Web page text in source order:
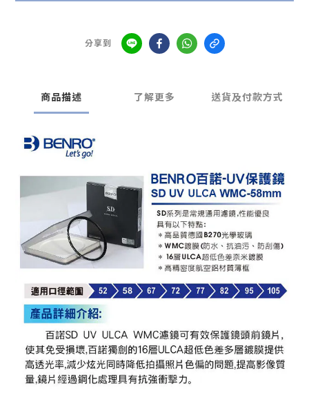
分享到
商品描述 了解更多 送貨及付款方式